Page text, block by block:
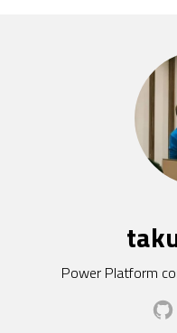
Power Platform